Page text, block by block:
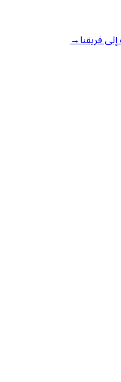
فريقنا→